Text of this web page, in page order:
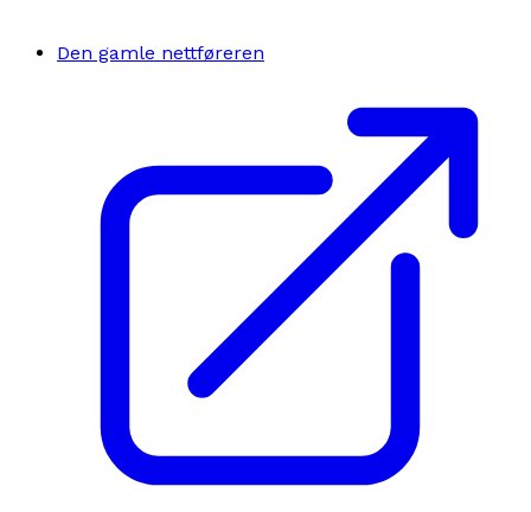
Den gamle nettføreren